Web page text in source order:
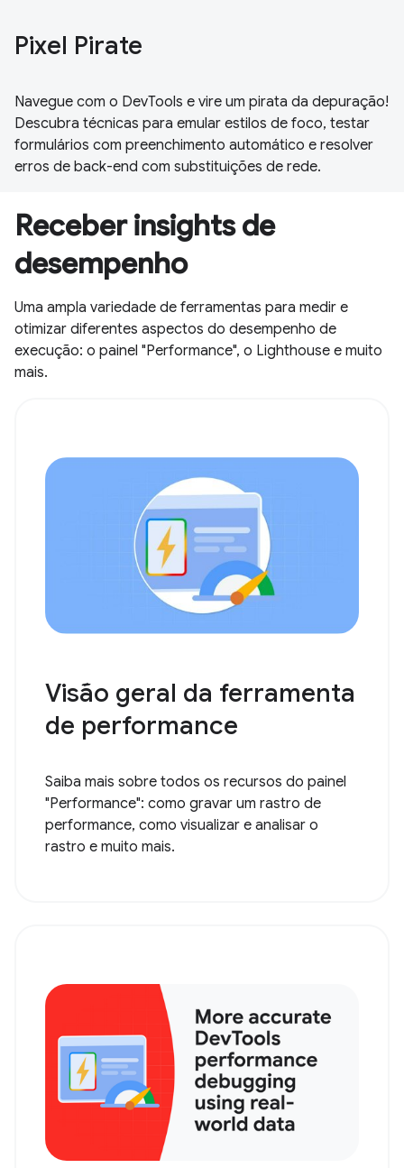
Pixel Pirate
Navegue com o DevTools e vire um pirata da depuração!
Descubra técnicas para emular estilos de foco, testar
formulários com preenchimento automático e resolver
erros de back-end com substituições de rede.
Receber insights de
desempenho
Uma ampla variedade de ferramentas para medir e
otimizar diferentes aspectos do desempenho de
execução: o painel "Performance", o Lighthouse e muito
mais.
Visão geral da ferramenta
de performance
Saiba mais sobre todos os recursos do painel
"Performance": como gravar um rastro de
performance, como visualizar e analisar o
rastro e muito mais.